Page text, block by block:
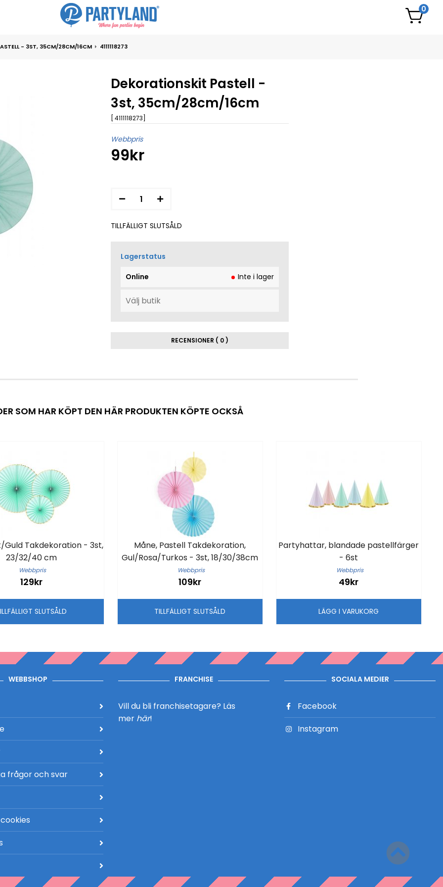
0
- 3ST, 35CM/28CM/16CM 4111118273
Dekorationskit Pastell -
3st, 35cm/28cm/16cm
[ 4111118273]
Webbpris
99kr
TILLFÄLLIGT SLUTSÅLD
Lagerstatus
Online Inte i lager
RECENSIONER ( 0 )
SOM HAR KÖPT DEN HÄR PRODUKTEN KÖPTE OCKSÅ
Guld Takdekoration - 3st,
23/32/40 cm
Webbpris
129kr
SLUTSÅLD
Måne, Pastell Takdekoration,
Gul/Rosa/Turkos - 3st, 18/30/38cm
Webbpris
109kr
TILLFÄLLIGT SLUTSÅLD
Partyhattar, blandade pastellfärger
- 6st
Webbpris
49kr
LÄGG I VARUKORG
WEBBSHOP
frågor och svar
FRANCHISE
Vill du bli franchisetagare? Läs
mer här!
SOCIALA MEDIER
Facebook
Instagram